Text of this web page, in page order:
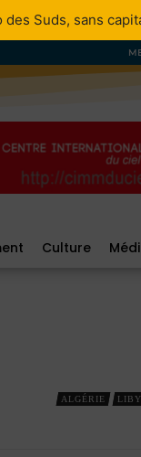
Culture
ALGÉRIE
des Suds, sans